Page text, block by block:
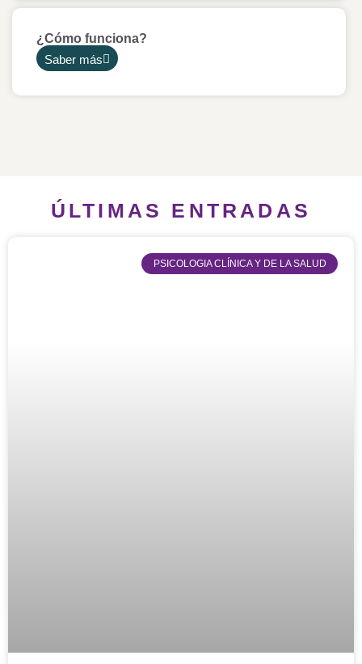
¿Cómo funciona?
Saber más
ÚLTIMAS ENTRADAS
PSICOLOGIA CLÍNICA Y DE LA SALUD